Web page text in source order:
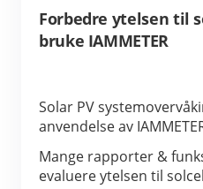
Forbedre ytelsen til
bruke IAMMETER
Solar PV
anvendelse av
Mange rapporter &
evaluere ytelsen til